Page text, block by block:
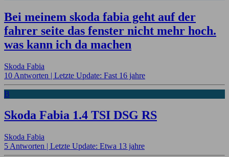
Bei meinem skoda fabia geht auf der
fahrer seite das fenster nicht mehr hoch.
was kann ich da machen
Skoda Fabia
10 Antworten | Letzte Update: Fast 16 jahre
B
Skoda Fabia 1.4 TSI DSG RS
Skoda Fabia
5 Antworten | Letzte Update: Etwa 13 jahre